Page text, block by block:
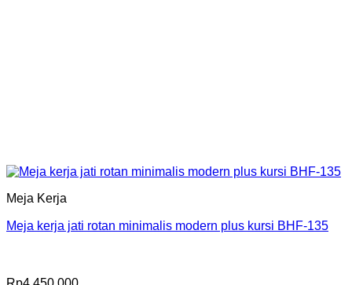
Meja Kerja
Meja kerja jati rotan minimalis modern plus kursi BHF-135